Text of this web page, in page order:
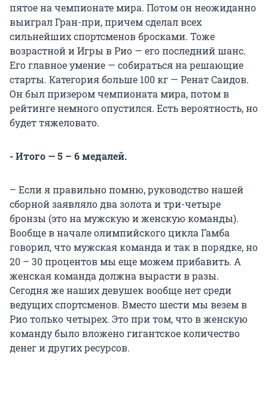
пятое на чемпионате мира. Потом он неожиданно
выиграл Гран-при, причем сделал всех
сильнейших спортсменов бросками. Тоже
возрастной и Игры в Рио — его последний шанс.
Его главное умение — собираться на решающие
старты. Категория больше 100 кг — Ренат Саидов.
Он был призером чемпионата мира, потом в
рейтинге немного опустился. Есть вероятность, но
будет тяжеловато.
- Итого — 5 – 6 медалей.
– Если я правильно помню, руководство нашей
сборной заявляло два золота и три-четыре
бронзы (это на мужскую и женскую команды).
Вообще в начале олимпийского цикла Гамба
говорил, что мужская команда и так в порядке, но
20 – 30 процентов мы еще можем прибавить. А
женская команда должна вырасти в разы.
Сегодня же наших девушек вообще нет среди
ведущих спортсменов. Вместо шести мы везем в
Рио только четырех. Это при том, что в женскую
команду было вложено гигантское количество
денег и других ресурсов.